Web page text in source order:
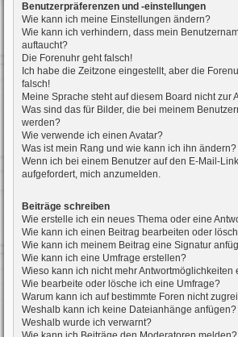
Benutzerpräferenzen und -einstellungen
Wie kann ich meine Einstellungen ändern?
Wie kann ich verhindern, dass mein
auftaucht?
Die Forenuhr geht falsch!
Ich habe die Zeitzone eingestellt, aber die
falsch!
Meine Sprache steht auf diesem Board nicht zur
Was sind das für Bilder, die bei meinem
werden?
Wie verwende ich einen Avatar?
Was ist mein Rang und wie kann ich ihn ändern?
Wenn ich bei einem Benutzer auf den E-Mail-
aufgefordert, mich anzumelden.
Beiträge schreiben
Wie erstelle ich ein neues Thema oder eine
Wie kann ich einen Beitrag bearbeiten oder
Wie kann ich meinem Beitrag eine Signatur
Wie kann ich eine Umfrage erstellen?
Wieso kann ich nicht mehr Antwortmöglichkeiten
Wie bearbeite oder lösche ich eine Umfrage?
Warum kann ich auf bestimmte Foren nicht
Weshalb kann ich keine Dateianhänge anfügen?
Weshalb wurde ich verwarnt?